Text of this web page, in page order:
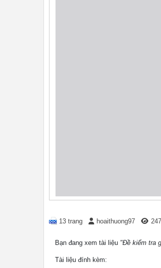
13 trang hoaithuong97
Bạn đang xem tài liệu "Đề kiểm tra
Tài liệu đính kèm: